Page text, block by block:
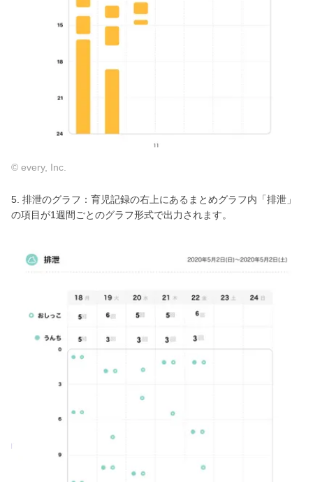
© every, Inc.
5. 排泄のグラフ：育児記録の右上にあるまとめグラフ内「排泄」
の項目が1週間ごとのグラフ形式で出力されます。